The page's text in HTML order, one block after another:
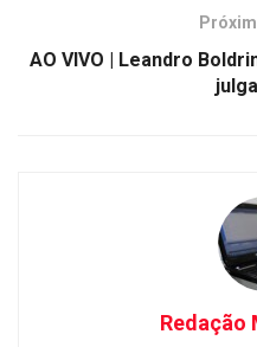
AO VIVO | Leandro
Redação